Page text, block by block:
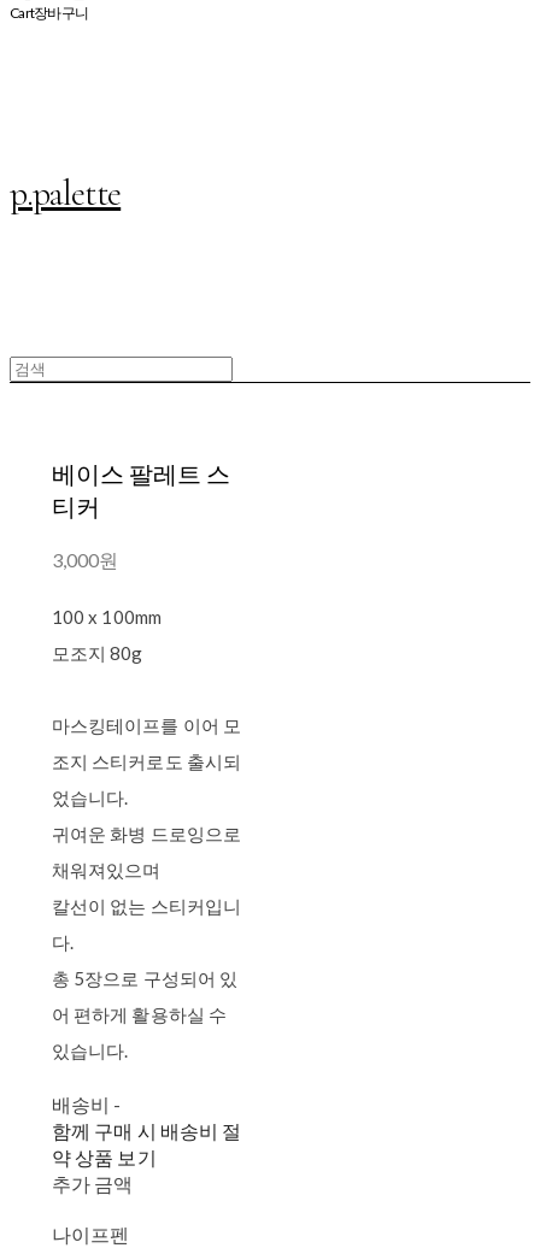
Cart장바구니
p.palette
베이스 팔레트 스
티커
3,000원
100 x 100mm
모조지 80g
마스킹테이프를 이어 모
조지 스티커로도 출시되
었습니다.
귀여운 화병 드로잉으로
채워져있으며
칼선이 없는 스티커입니
다.
총 5장으로 구성되어 있
어 편하게 활용하실 수
있습니다.
배송비 -
함께 구매 시 배송비 절
약 상품 보기
추가 금액
나이프펜